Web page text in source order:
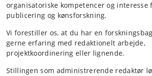
organisatoriske kompetencer og interesse
publicering og kønsforskning.
Vi forestiller os, at du har en
gerne erfaring med redaktionelt arbejde,
projektkoordinering eller lignende.
Stillingen som administrerende redaktør